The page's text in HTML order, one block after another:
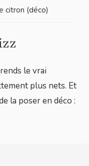
citron (déco)
le vrai
plus nets. Et
la poser en déco :